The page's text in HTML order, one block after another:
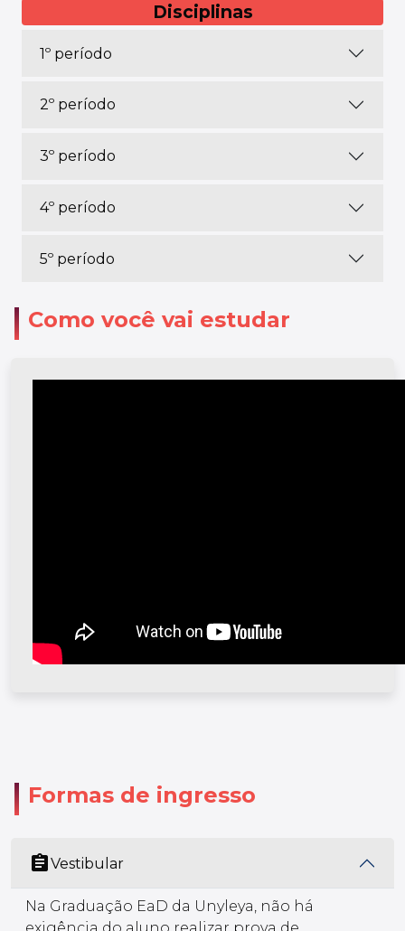
Disciplinas
1º período
2º período
3º período
4º período
5º período
Como você vai estudar
Formas de ingresso
assignmentVestibular
Na Graduação EaD da Unyleya, não há